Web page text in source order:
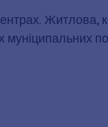
муніципальних